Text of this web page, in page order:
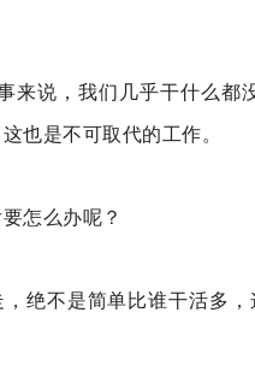
来说，我们几乎干什么都
也是不可取代的工作。
怎么办呢？
绝不是简单比谁干活多，